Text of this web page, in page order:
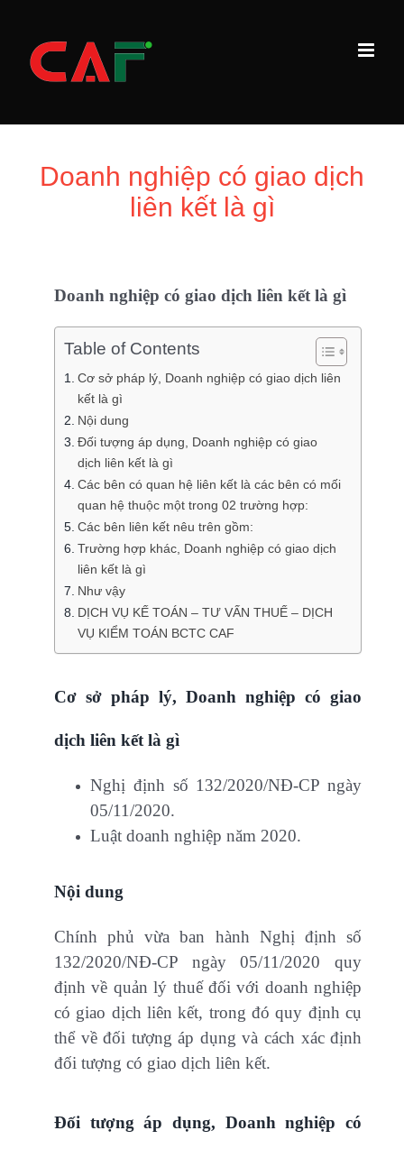
content
Doanh nghiệp có giao dịch
liên kết là gì
Doanh nghiệp có giao dịch liên kết là gì
Table of Contents
Cơ sở pháp lý, Doanh nghiệp có giao dịch liên
kết là gì
Nội dung
Đối tượng áp dụng, Doanh nghiệp có giao
dịch liên kết là gì
Các bên có quan hệ liên kết là các bên có mối
quan hệ thuộc một trong 02 trường hợp:
Các bên liên kết nêu trên gồm:
Trường hợp khác, Doanh nghiệp có giao dịch
liên kết là gì
Như vậy
DỊCH VỤ KẾ TOÁN – TƯ VẤN THUẾ – DỊCH
VỤ KIỂM TOÁN BCTC CAF
Cơ sở pháp lý, Doanh nghiệp có giao
dịch liên kết là gì
Nghị định số 132/2020/NĐ-CP ngày
05/11/2020.
Luật doanh nghiệp năm 2020.
Nội dung
Chính phủ vừa ban hành Nghị định số
132/2020/NĐ-CP ngày 05/11/2020 quy
định về quản lý thuế đối với doanh nghiệp
có giao dịch liên kết, trong đó quy định cụ
thể về đối tượng áp dụng và cách xác định
đối tượng có giao dịch liên kết.
Đối tượng áp dụng, Doanh nghiệp có